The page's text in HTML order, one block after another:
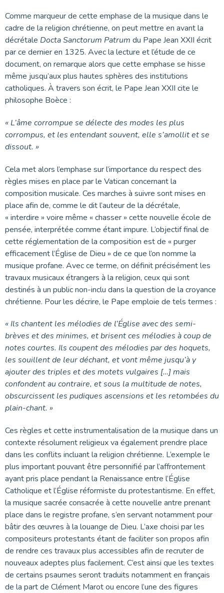
Comme marqueur de cette emphase de la musique dans le
cadre de la religion chrétienne, on peut mettre en avant la
décrétale Docta Sanctorum Patrum du Pape Jean XXII écrit
par ce dernier en 1325. Avec la lecture et l’étude de ce
document, on remarque alors que cette emphase se hisse
même jusqu’aux plus hautes sphères des institutions
catholiques. À travers son écrit, le Pape Jean XXII cite le
philosophe Boèce :
« L’âme corrompue se délecte des modes les plus
corrompus, et les entendant souvent, elle s’amollit et se
dissout. »
Cela met alors l’emphase sur l’importance du respect des
règles mises en place par le Vatican concernant la
composition musicale. Ces marches à suivre sont mises en
place afin de, comme le dit l’auteur de la décrétale,
« interdire » voire même « chasser » cette nouvelle école de
pensée, interprétée comme étant impure. L’objectif final de
cette réglementation de la composition est de « purger
efficacement l’Église de Dieu » de ce que l’on nomme la
musique profane. Avec ce terme, on définit précisément les
travaux musicaux étrangers à la religion, ceux qui sont
destinés à un public non-inclu dans la question de la croyance
chrétienne. Pour les décrire, le Pape emploie de tels termes :
« Ils chantent les mélodies de l’Église avec des semi-
brèves et des minimes, et brisent ces mélodies à coup de
notes courtes. Ils coupent des mélodies par des hoquets,
les souillent de leur déchant, et vont même jusqu’à y
ajouter des triples et des motets vulgaires […] mais
confondent au contraire, et sous la multitude de notes,
obscurcissent les pudiques ascensions et les retombées du
plain-chant. »
Ces règles et cette instrumentalisation de la musique dans un
contexte résolument religieux va également prendre place
dans les conflits incluant la religion chrétienne. L’exemple le
plus important pouvant être personnifié par l’affrontement
ayant pris place pendant la Renaissance entre l’Église
Catholique et l’Église réformiste du protestantisme. En effet,
la musique sacrée consacrée à cette nouvelle antre prenant
place dans le registre profane, s’en servant notamment pour
bâtir des œuvres à la louange de Dieu. L’axe choisi par les
compositeurs protestants étant de faciliter son propos afin
de rendre ces travaux plus accessibles afin de recruter de
nouveaux adeptes plus facilement. C’est ainsi que les textes
de certains psaumes seront traduits notamment en français
de la part de Clément Marot ou encore l’une des figures